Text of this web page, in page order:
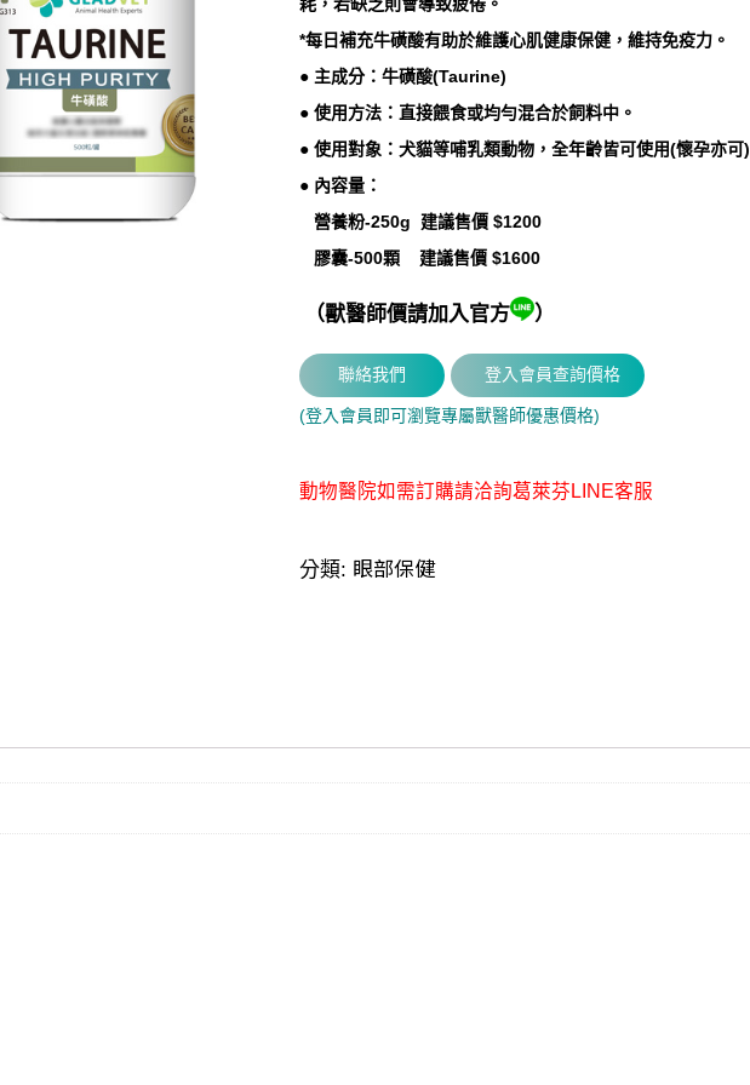
*每日補充牛磺酸有助於維護心肌健康保健，維持免疫力。
● 主成分：牛磺酸(Taurine)
● 使用方法：直接餵食或均勻混合於飼料中。
● 使用對象：犬貓等哺乳類動物，全年齡皆可使用(懷孕亦可)
● 內容量：
營養粉-250g 建議售價 $1200
膠囊-500顆 建議售價 $1600
（獸醫師價請加入官方 ）
(登入會員即可瀏覽專屬獸醫師優惠價格)
動物醫院如需訂購請洽詢葛萊芬LINE客服
分類: 眼部保健